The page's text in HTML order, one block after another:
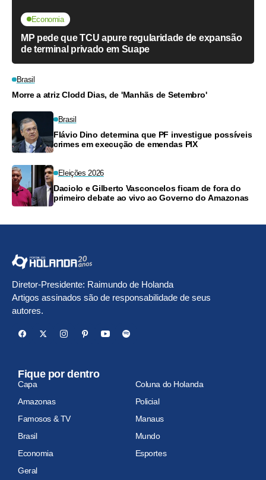
Economia
MP pede que TCU apure regularidade de expansão
de terminal privado em Suape
Brasil
Morre a atriz Clodd Dias, de 'Manhãs de Setembro'
Brasil
Flávio Dino determina que PF investigue possíveis
crimes em execução de emendas PIX
Eleições 2026
Daciolo e Gilberto Vasconcelos ficam de fora do
primeiro debate ao vivo ao Governo do Amazonas
Diretor-Presidente: Raimundo de Holanda
Artigos assinados são de responsabilidade de seus
autores.
Fique por dentro
Capa
Coluna do Holanda
Amazonas
Policial
Famosos & TV
Manaus
Brasil
Mundo
Economia
Esportes
Geral